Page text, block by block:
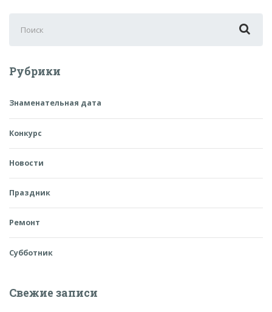
для:
Рубрики
Знаменательная дата
Конкурс
Новости
Праздник
Ремонт
Субботник
Свежие записи